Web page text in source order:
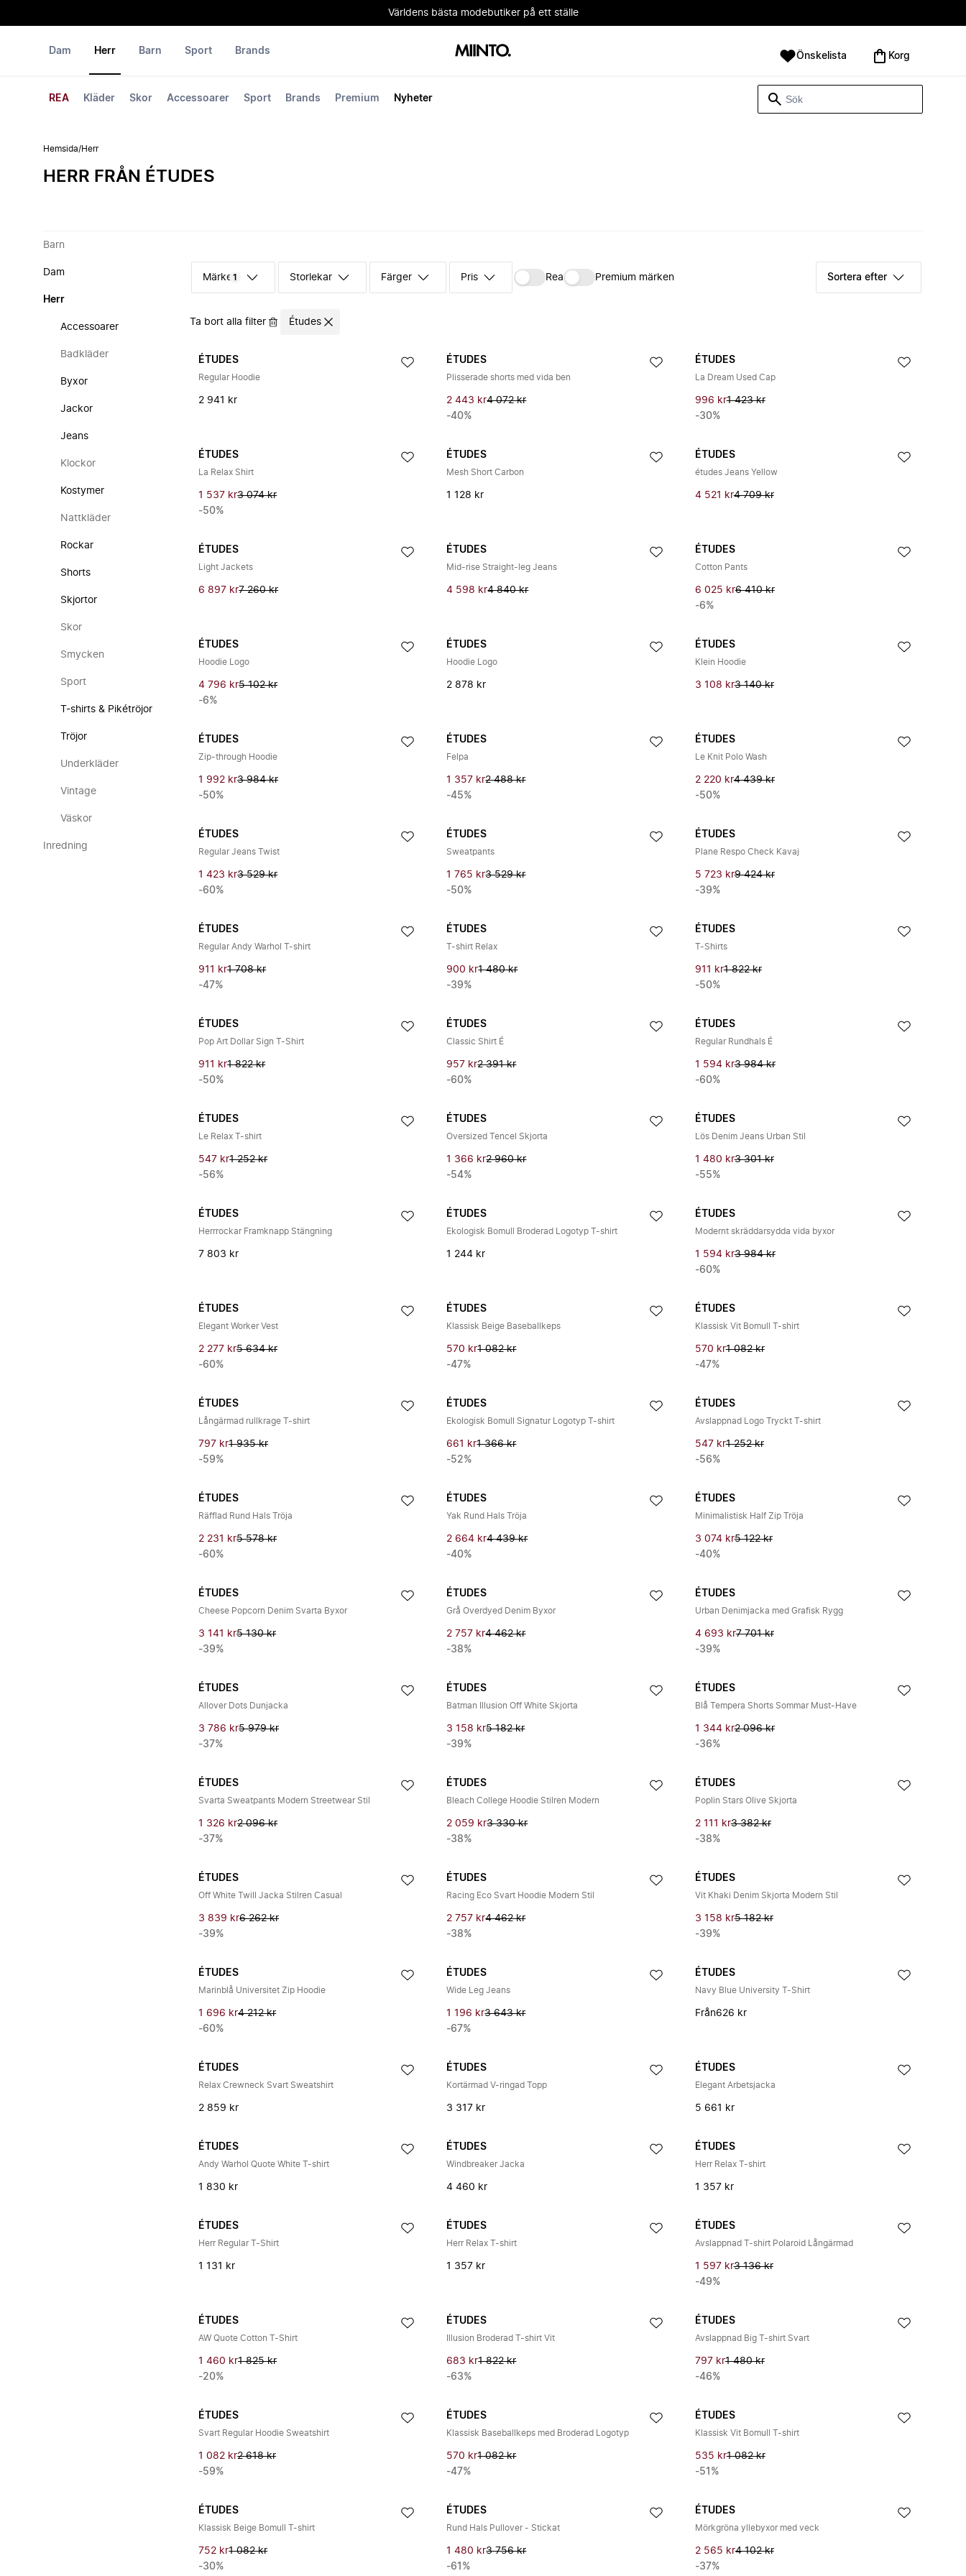
Världens bästa modebutiker på ett ställe
Dam Herr
REA Kläder Skor Accessoarer Sport Brands Premium Nyheter
Barn Sport Brands Önskelista Korg
Hemsida/Herr
HERR FRÅN ÉTUDES
Barn
Dam
Herr
Accessoarer
Badkläder
Byxor
Jackor
Jeans
Klockor
Kostymer
Nattkläder
Rockar
Shorts
Skjortor
Skor
Smycken
Sport
T-shirts & Pikétröjor
Tröjor
Underkläder
Vintage
Väskor
Inredning
Märke 1 Storlekar Färger Pris Rea Premium märken Sortera efter
Ta bort alla filter Études
ÉTUDES
Regular Hoodie
2 941 kr
ÉTUDES
Plisserade shorts med vida ben
2 443 kr4 072 kr
-40%
ÉTUDES
La Dream Used Cap
996 kr1 423 kr
-30%
ÉTUDES
La Relax Shirt
1 537 kr3 074 kr
-50%
ÉTUDES
Mesh Short Carbon
1 128 kr
ÉTUDES
études Jeans Yellow
4 521 kr4 709 kr
ÉTUDES
Light Jackets
6 897 kr7 260 kr
ÉTUDES
Mid-rise Straight-leg Jeans
4 598 kr4 840 kr
ÉTUDES
Cotton Pants
6 025 kr6 410 kr
-6%
ÉTUDES
Hoodie Logo
4 796 kr5 102 kr
-6%
ÉTUDES
Hoodie Logo
2 878 kr
ÉTUDES
Klein Hoodie
3 108 kr3 140 kr
ÉTUDES
Zip-through Hoodie
1 992 kr3 984 kr
-50%
ÉTUDES
Felpa
1 357 kr2 488 kr
-45%
ÉTUDES
Le Knit Polo Wash
2 220 kr4 439 kr
-50%
ÉTUDES
Regular Jeans Twist
1 423 kr3 529 kr
-60%
ÉTUDES
Sweatpants
1 765 kr3 529 kr
-50%
ÉTUDES
Plane Respo Check Kavaj
5 723 kr9 424 kr
-39%
ÉTUDES
Regular Andy Warhol T-shirt
911 kr1 708 kr
-47%
ÉTUDES
T-shirt Relax
900 kr1 480 kr
-39%
ÉTUDES
T-Shirts
911 kr1 822 kr
-50%
ÉTUDES
Pop Art Dollar Sign T-Shirt
911 kr1 822 kr
-50%
ÉTUDES
Classic Shirt É
957 kr2 391 kr
-60%
ÉTUDES
Regular Rundhals É
1 594 kr3 984 kr
-60%
ÉTUDES
Le Relax T-shirt
547 kr1 252 kr
-56%
ÉTUDES
Oversized Tencel Skjorta
1 366 kr2 960 kr
-54%
ÉTUDES
Lös Denim Jeans Urban Stil
1 480 kr3 301 kr
-55%
ÉTUDES
Herrrockar Framknapp Stängning
7 803 kr
ÉTUDES
Ekologisk Bomull Broderad Logotyp T-shirt
1 244 kr
ÉTUDES
Modernt skräddarsydda vida byxor
1 594 kr3 984 kr
-60%
ÉTUDES
Elegant Worker Vest
2 277 kr5 634 kr
-60%
ÉTUDES
Klassisk Beige Baseballkeps
570 kr1 082 kr
-47%
ÉTUDES
Klassisk Vit Bomull T-shirt
570 kr1 082 kr
-47%
ÉTUDES
Långärmad rullkrage T-shirt
797 kr1 935 kr
-59%
ÉTUDES
Ekologisk Bomull Signatur Logotyp T-shirt
661 kr1 366 kr
-52%
ÉTUDES
Avslappnad Logo Tryckt T-shirt
547 kr1 252 kr
-56%
ÉTUDES
Räfflad Rund Hals Tröja
2 231 kr5 578 kr
-60%
ÉTUDES
Yak Rund Hals Tröja
2 664 kr4 439 kr
-40%
ÉTUDES
Minimalistisk Half Zip Tröja
3 074 kr5 122 kr
-40%
ÉTUDES
Cheese Popcorn Denim Svarta Byxor
3 141 kr5 130 kr
-39%
ÉTUDES
Grå Overdyed Denim Byxor
2 757 kr4 462 kr
-38%
ÉTUDES
Urban Denimjacka med Grafisk Rygg
4 693 kr7 701 kr
-39%
ÉTUDES
Allover Dots Dunjacka
3 786 kr5 979 kr
-37%
ÉTUDES
Batman Illusion Off White Skjorta
3 158 kr5 182 kr
-39%
ÉTUDES
Blå Tempera Shorts Sommar Must-Have
1 344 kr2 096 kr
-36%
ÉTUDES
Svarta Sweatpants Modern Streetwear Stil
1 326 kr2 096 kr
-37%
ÉTUDES
Bleach College Hoodie Stilren Modern
2 059 kr3 330 kr
-38%
ÉTUDES
Poplin Stars Olive Skjorta
2 111 kr3 382 kr
-38%
ÉTUDES
Off White Twill Jacka Stilren Casual
3 839 kr6 262 kr
-39%
ÉTUDES
Racing Eco Svart Hoodie Modern Stil
2 757 kr4 462 kr
-38%
ÉTUDES
Vit Khaki Denim Skjorta Modern Stil
3 158 kr5 182 kr
-39%
ÉTUDES
Marinblå Universitet Zip Hoodie
1 696 kr4 212 kr
-60%
ÉTUDES
Wide Leg Jeans
1 196 kr3 643 kr
-67%
ÉTUDES
Navy Blue University T-Shirt
Från626 kr
ÉTUDES
Relax Crewneck Svart Sweatshirt
2 859 kr
ÉTUDES
Kortärmad V-ringad Topp
3 317 kr
ÉTUDES
Elegant Arbetsjacka
5 661 kr
ÉTUDES
Andy Warhol Quote White T-shirt
1 830 kr
ÉTUDES
Windbreaker Jacka
4 460 kr
ÉTUDES
Herr Relax T-shirt
1 357 kr
ÉTUDES
Herr Regular T-Shirt
1 131 kr
ÉTUDES
Herr Relax T-shirt
1 357 kr
ÉTUDES
Avslappnad T-shirt Polaroid Långärmad
1 597 kr3 136 kr
-49%
ÉTUDES
AW Quote Cotton T-Shirt
1 460 kr1 825 kr
-20%
ÉTUDES
Illusion Broderad T-shirt Vit
683 kr1 822 kr
-63%
ÉTUDES
Avslappnad Big T-shirt Svart
797 kr1 480 kr
-46%
ÉTUDES
Svart Regular Hoodie Sweatshirt
1 082 kr2 618 kr
-59%
ÉTUDES
Klassisk Baseballkeps med Broderad Logotyp
570 kr1 082 kr
-47%
ÉTUDES
Klassisk Vit Bomull T-shirt
535 kr1 082 kr
-51%
ÉTUDES
Klassisk Beige Bomull T-shirt
752 kr1 082 kr
-30%
ÉTUDES
Rund Hals Pullover - Stickat
1 480 kr3 756 kr
-61%
ÉTUDES
Mörkgröna yllebyxor med veck
2 565 kr4 102 kr
-37%